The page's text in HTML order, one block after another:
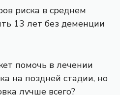
риска в среднем
13 лет без деменции